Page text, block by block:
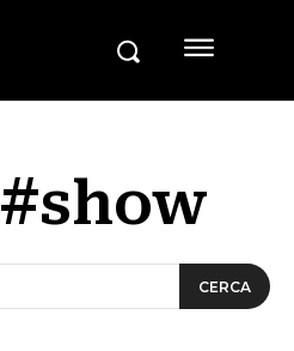
#show
CERCA